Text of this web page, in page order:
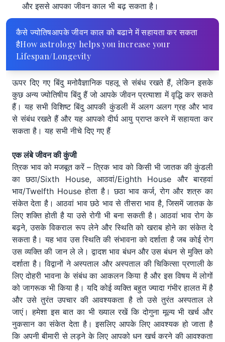
और इससे आपका जीवन काल भी बढ़ सकता है।
कैसे ज्योतिषआपके जीवन काल को बढाने में सहायता कर सकता
हैHow astrology helps you increase your
Lifespan/Longevity
ऊपर दिए गए बिंदु मनोवैज्ञानिक पहलू से संबंध रखते हैं, लेकिन इसके
कुछ अन्य ज्योतिषीय बिंदु हैं जो आपके जीवन प्रत्याशा में वृद्धि कर सकते
हैं। यह सभी विशिष्ट बिंदु आपकी कुंडली में अलग अलग ग्रह और भाव
से संबंध रखते हैं और यह आपको दीर्घ आयु प्राप्त करने में सहायता कर
सकता है। यह सभी नीचे दिए गए हैं
एक लंबे जीवन की कुंजी
त्रिक भाव को मजबूत करें – त्रिक भाव को किसी भी जातक की कुंडली
का छठा/Sixth House, आठवां/Eighth House और बारहवां
भाव/Twelfth House होता है। छठा भाव कर्ज, रोग और शत्रु का
संकेत देता है। आठवां भाव छठे भाव से तीसरा भाव है, जिसमें जातक के
लिए शक्ति होती है या उसे रोगी भी बना सकती है। आठवां भाव रोग के
बढ़ने, उसके विकराल रूप लेने और स्थिति को खराब होने का संकेत दे
सकता है। यह भाव उस स्थिति की संभावना को दर्शाता है जब कोई रोग
उस व्यक्ति की जान ले ले। द्वादश भाव बंधन और उस बंधन से मुक्ति को
दर्शाता है। विद्वानों ने अस्पताल और अस्पताल की चिकित्सा प्रणाली के
लिए दोहरी भावना के संबंध का आकलन किया है और इस विषय में लोगों
को जागरूक भी किया है। यदि कोई व्यक्ति बहुत ज्यादा गंभीर हालत में है
और उसे तुरंत उपचार की आवश्यकता है तो उसे तुरंत अस्पताल ले
जाएं। हमेशा इस बात का भी ख्याल रखें कि दोगुना मूल्य भी खर्च और
नुकसान का संकेत देता है। इसलिए आपके लिए आवश्यक हो जाता है
कि अपनी बीमारी से लड़ने के लिए आपको धन खर्च करने की आवश्कता